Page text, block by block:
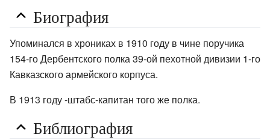
Биография
Упоминался в хрониках в 1910 году в чине поручика
154-го Дербентского полка 39-ой пехотной дивизии 1-го
Кавказского армейского корпуса.
В 1913 году -штабс-капитан того же полка.
Библиография